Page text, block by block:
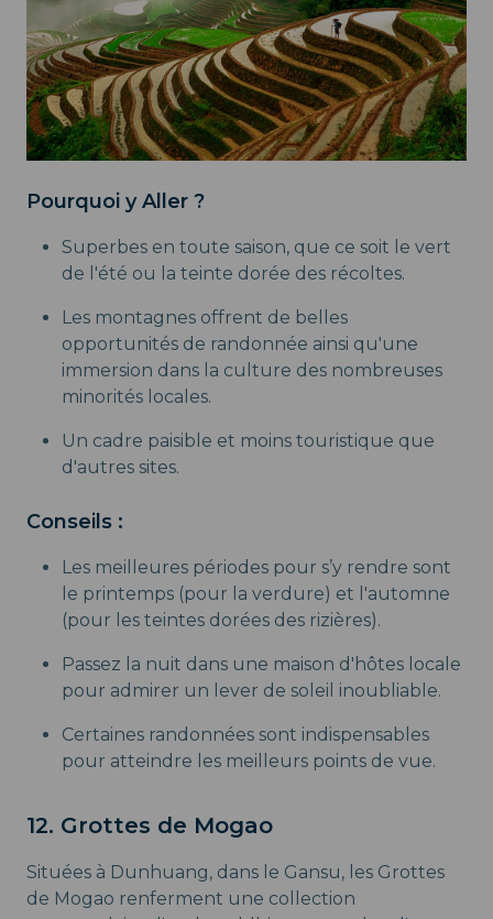
Pourquoi y Aller ?
Superbes en toute saison, que ce soit le vert
de l'été ou la teinte dorée des récoltes.
Les montagnes offrent de belles
opportunités de randonnée ainsi qu'une
immersion dans la culture des nombreuses
minorités locales.
Un cadre paisible et moins touristique que
d'autres sites.
Conseils :
Les meilleures périodes pour s’y rendre sont
le printemps (pour la verdure) et l'automne
(pour les teintes dorées des rizières).
Passez la nuit dans une maison d'hôtes locale
pour admirer un lever de soleil inoubliable.
Certaines randonnées sont indispensables
pour atteindre les meilleurs points de vue.
12. Grottes de Mogao
Situées à Dunhuang, dans le Gansu, les Grottes
de Mogao renferment une collection